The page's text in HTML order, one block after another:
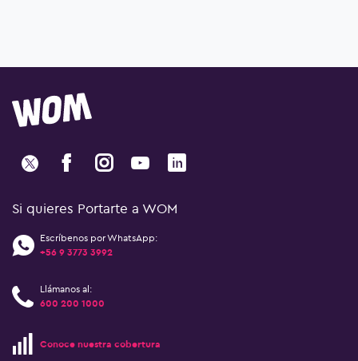
Si quieres Portarte a WOM
Escríbenos por WhatsApp:
+56 9 3773 3992
Llámanos al:
600 200 1000
Conoce nuestra cobertura